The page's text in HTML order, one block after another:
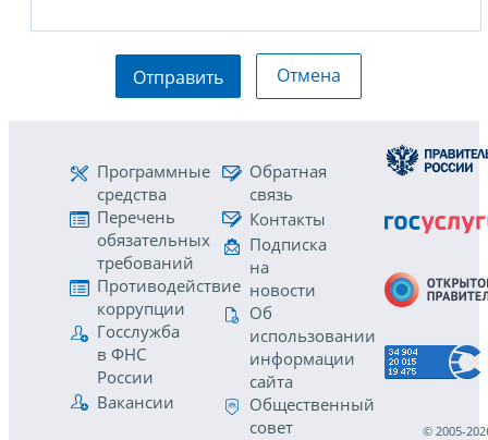
Отправить Отмена
Программные
средства
Перечень
обязательных
требований
Противодействие
коррупции
Госслужба
в ФНС
России
Вакансии
Обратная
связь
Контакты
Подписка
на
новости
Об
использовании
информации
сайта
Общественный
совет
© 2005-